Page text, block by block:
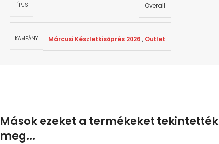
TÍPUS Overall
KAMPÁNY Márcusi Készletkisöprés 2026 , Outlet
Mások ezeket a termékeket tekintették
meg...